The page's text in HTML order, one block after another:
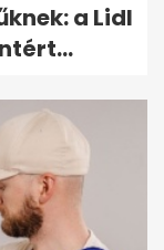
a Lidl